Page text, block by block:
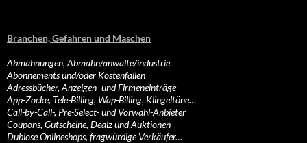
Branchen, Gefahren und Maschen
Abmahnungen, Abmahn/anwälte/industrie
Abonnements und/oder Kostenfallen
Adressbücher, Anzeigen- und Firmeneinträge
App-Zocke, Tele-Billing, Wap-Billing, Klingeltöne…
Call-by-Call-, Pre-Select- und Vorwahl-Anbieter
Coupons, Gutscheine, Dealz und Auktionen
Dubiose Onlineshops, fragwürdige Verkäufer…